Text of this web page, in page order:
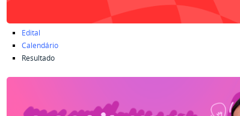
Edital
Calendário
Resultado